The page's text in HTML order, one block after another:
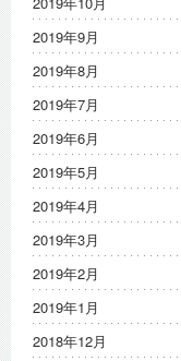
2019年9月
2019年8月
2019年7月
2019年6月
2019年5月
2019年4月
2019年3月
2019年2月
2019年1月
2018年12月